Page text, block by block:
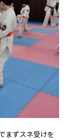
まずスネ受けを